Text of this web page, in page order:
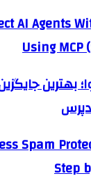
AI Agents
Using MCP
بهترین
Spam
Step